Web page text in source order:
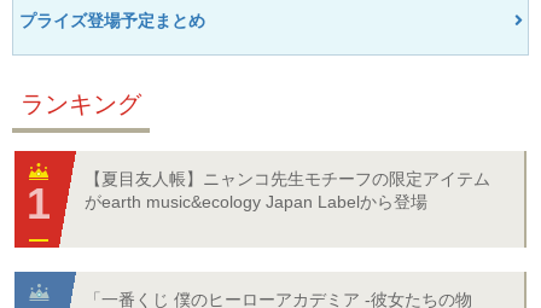
プライズ登場予定まとめ
ランキング
【夏目友人帳】ニャンコ先生モチーフの限定アイテム
がearth music&ecology Japan Labelから登場
「一番くじ 僕のヒーローアカデミア -彼女たちの物